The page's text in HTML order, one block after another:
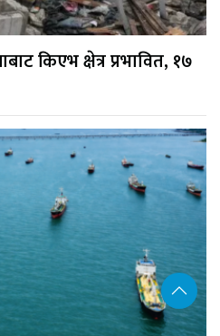
किएभ क्षेत्र प्रभावित, १७